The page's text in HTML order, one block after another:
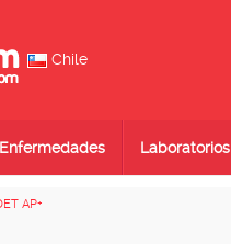
Chile
Enfermedades Laboratorios
AP+